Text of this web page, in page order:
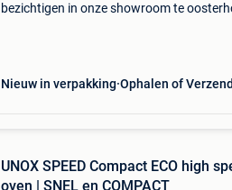
bezichtigen in onze showroom te
Nieuw in verpakking Ophalen of
UNOX SPEED Compact ECO high
oven | SNEL en COMPACT